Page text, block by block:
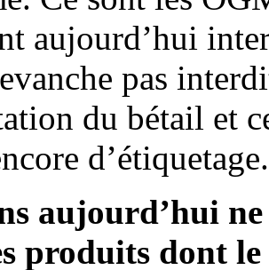
aujourd’hui
pas
du bétail et
d’étiquetage.
aujourd’hui
produits dont le